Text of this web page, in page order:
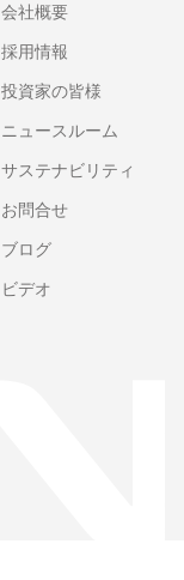
会社概要
採用情報
投資家の皆様
ニュースルーム
サステナビリティ
お問合せ
ブログ
ビデオ